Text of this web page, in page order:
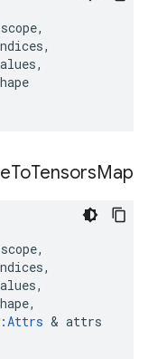
scope,
,
,
ToTensorsMap
scope,
,
,
,
Attrs & attrs